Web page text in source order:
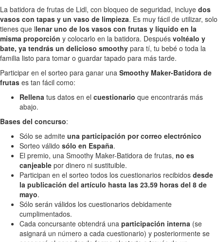
La batidora de frutas de Lidl, con bloqueo de seguridad, incluye dos
vasos con tapas y un vaso de limpieza. Es muy fácil de utilizar, solo
tienes que llenar uno de los vasos con frutas y líquido en la
misma proporción y colocarlo en la batidora. Después voltéalo y
bate, ya tendrás un delicioso smoothy para tí, tu bebé o toda la
familia listo para tomar o guardar tapado para más tarde.
Participar en el sorteo para ganar una Smoothy Maker-Batidora de
frutas es tan fácil como:
Rellena tus datos en el cuestionario que encontrarás más
abajo.
Bases del concurso:
Sólo se admite una participación por correo electrónico
Sorteo válido sólo en España.
El premio, una Smoothy Maker-Batidora de frutas, no es
canjeable por dinero ni sustituible.
Participan en el sorteo todos los cuestionarios recibidos desde
la publicación del artículo hasta las 23.59 horas del 8 de
mayo.
Sólo serán válidos los cuestionarios debidamente
cumplimentados.
Cada concursante obtendrá una participación interna (se
asignará un número a cada cuestionario) y posteriormente se